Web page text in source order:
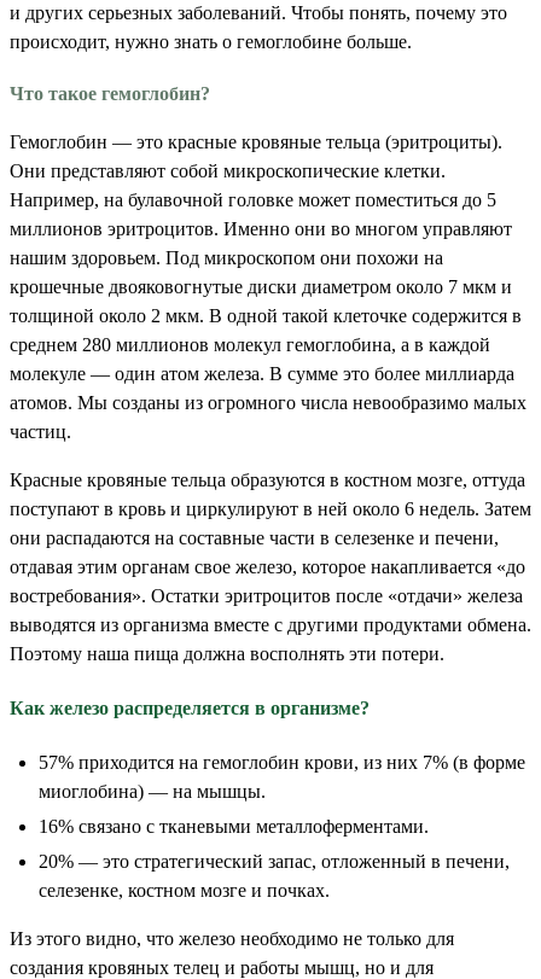
и других серьезных заболеваний. Чтобы понять, почему это
происходит, нужно знать о гемоглобине больше.
Что такое гемоглобин?
Гемоглобин — это красные кровяные тельца (эритроциты).
Они представляют собой микроскопические клетки.
Например, на булавочной головке может поместиться до 5
миллионов эритроцитов. Именно они во многом управляют
нашим здоровьем. Под микроскопом они похожи на
крошечные двояковогнутые диски диаметром около 7 мкм и
толщиной около 2 мкм. В одной такой клеточке содержится в
среднем 280 миллионов молекул гемоглобина, а в каждой
молекуле — один атом железа. В сумме это более миллиарда
атомов. Мы созданы из огромного числа невообразимо малых
частиц.
Красные кровяные тельца образуются в костном мозге, оттуда
поступают в кровь и циркулируют в ней около 6 недель. Затем
они распадаются на составные части в селезенке и печени,
отдавая этим органам свое железо, которое накапливается «до
востребования». Остатки эритроцитов после «отдачи» железа
выводятся из организма вместе с другими продуктами обмена.
Поэтому наша пища должна восполнять эти потери.
Как железо распределяется в организме?
57% приходится на гемоглобин крови, из них 7% (в форме
миоглобина) — на мышцы.
16% связано с тканевыми металлоферментами.
20% — это стратегический запас, отложенный в печени,
селезенке, костном мозге и почках.
Из этого видно, что железо необходимо не только для
создания кровяных телец и работы мышц, но и для